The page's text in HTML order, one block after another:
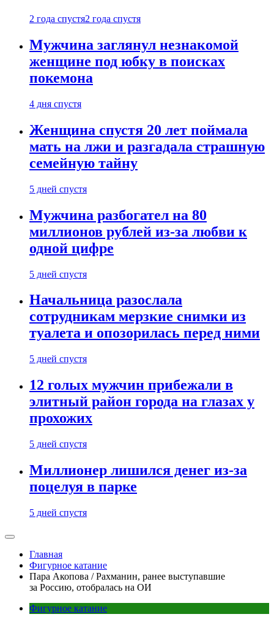
2 года спустя2 года спустя
Мужчина заглянул незнакомой
женщине под юбку в поисках
покемона
4 дня спустя
Женщина спустя 20 лет поймала
мать на лжи и разгадала страшную
семейную тайну
5 дней спустя
Мужчина разбогател на 80
миллионов рублей из-за любви к
одной цифре
5 дней спустя
Начальница разослала
сотрудникам мерзкие снимки из
туалета и опозорилась перед ними
5 дней спустя
12 голых мужчин прибежали в
элитный район города на глазах у
прохожих
5 дней спустя
Миллионер лишился денег из-за
поцелуя в парке
5 дней спустя
Главная
Фигурное катание
Пара Акопова / Рахманин, ранее выступавшие
за Россию, отобралась на ОИ
Фигурное катание